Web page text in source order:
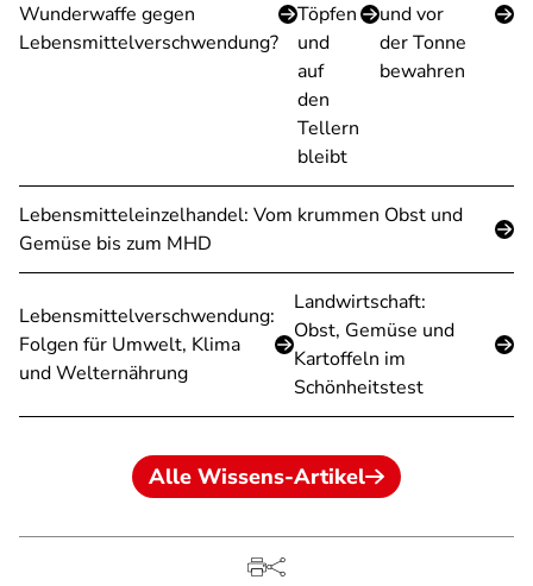
Wunderwaffe gegen
Lebensmittelverschwendung?
Töpfen
und
auf
den
Tellern
bleibt
und vor
der Tonne
bewahren
Lebensmitteleinzelhandel: Vom krummen Obst und
Gemüse bis zum MHD
Lebensmittelverschwendung:
Folgen für Umwelt, Klima
und Welternährung
Landwirtschaft:
Obst, Gemüse und
Kartoffeln im
Schönheitstest
Alle Wissens-Artikel